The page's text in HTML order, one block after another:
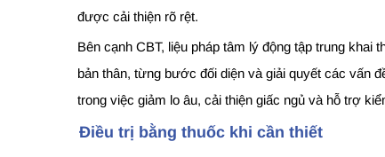
được cải thiện rõ rệt.
Bên cạnh CBT, liệu pháp tâm lý động tập trung
bản thân, từng bước đối diện và giải quyết các vấn
trong việc giảm lo âu, cải thiện giấc ngủ và hỗ trợ
Điều trị bằng thuốc khi cần thiết